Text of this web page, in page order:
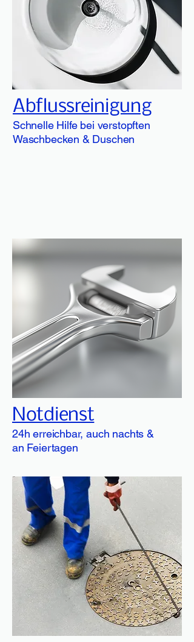
Abflussreinigung
Schnelle Hilfe bei verstopften
Waschbecken & Duschen
Notdienst
24h erreichbar, auch nachts &
an Feiertagen